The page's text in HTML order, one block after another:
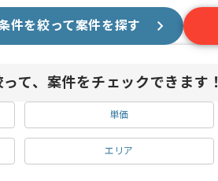
件を絞って案件を探す
て、案件をチェックできます！
単価
エリア